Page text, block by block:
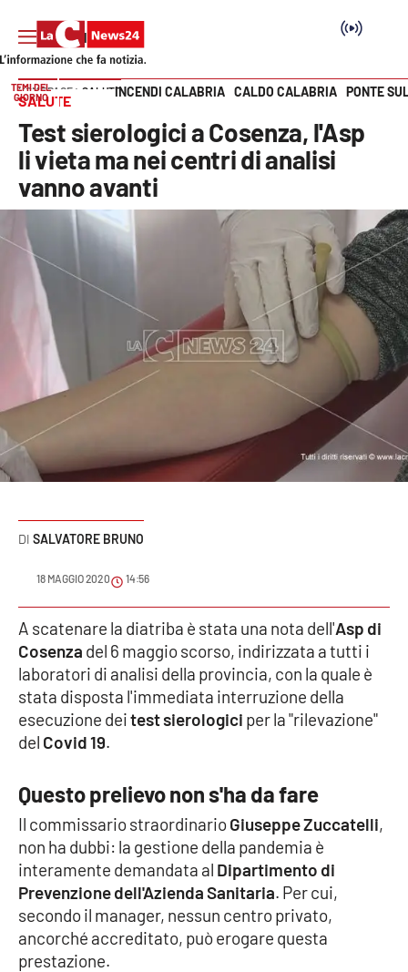
SEZIONI
Cronaca
Politica
Attualità
Economia e lavoro
Italia Mondo
Sanità
Sport
Meteo
Editoriali
VIDEO
Cronaca
Cultura
Economia e Lavoro
Politica
Vai
TEMI DEL
GIORNO
INCENDI CALABRIA CALDO CALABRIA PONTE
HOME PAGE SALUTE
SALUTE
Test sierologici a Cosenza, l'Asp
li vieta ma nei centri di analisi
vanno avanti
SALVATORE BRUNO
18 MAGGIO 2020 14:56
A scatenare la diatriba è stata una nota dell'Asp di
Cosenza del 6 maggio scorso, indirizzata a tutti i
laboratori di analisi della provincia, con la quale è
stata disposta l'immediata interruzione della
esecuzione deitest sierologici per la "rilevazione"
del Covid 19.
Questo prelievo non s'ha da fare
Il commissario straordinarioGiuseppe Zuccatelli,
non ha dubbi: la gestione della pandemia è
interamente demandata al Dipartimento di
Prevenzione dell'Azienda Sanitaria. Per cui,
secondo il manager, nessun centro privato,
ancorché accreditato, può erogare questa
prestazione.